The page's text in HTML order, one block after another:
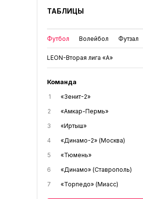
ТАБЛИЦЫ
Футбол Волейбол Футзал
LEON-Вторая лига «А»
Команда
1 «Зенит-2»
2
«Амкар-Пермь»
3
«Иртыш»
4
«Динамо-2» (Москва)
5
«Тюмень»
6
«Динамо» (Ставрополь)
7
«Торпедо» (Миасс)